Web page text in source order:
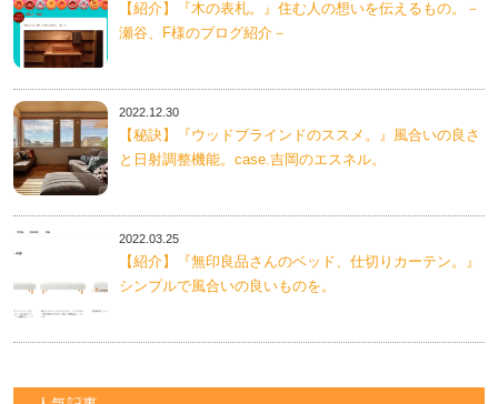
【紹介】『木の表札。』住む人の想いを伝えるもの。－
瀬谷、F様のブログ紹介－
2022.12.30
【秘訣】『ウッドブラインドのススメ。』風合いの良さ
と日射調整機能。case.吉岡のエスネル。
2022.03.25
【紹介】『無印良品さんのベッド、仕切りカーテン。』
シンプルで風合いの良いものを。